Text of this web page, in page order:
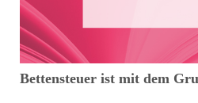
Bettensteuer ist mit dem